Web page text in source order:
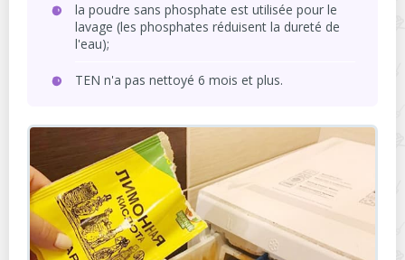
la poudre sans phosphate est utilisée pour le
lavage (les phosphates réduisent la dureté de
l'eau);
TEN n'a pas nettoyé 6 mois et plus.